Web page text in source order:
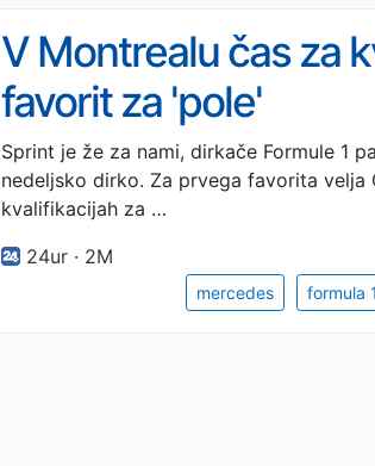
V Montrealu čas za
favorit za 'pole'
Sprint je že za nami, dirkače Formule 1
nedeljsko dirko. Za prvega favorita velja
kvalifikacijah za …
24ur · 2M
mercedes formula 1